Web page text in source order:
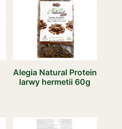
Alegia Natural Protein
larwy hermetii 60g